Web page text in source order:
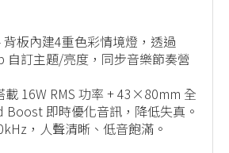
板內建4重色彩情境燈，透過
自訂主題/亮度，同步音樂節奏營
載 16W RMS 功率 + 43×80mm 全
Boost 即時優化音訊，降低失真。
，人聲清晰、低音飽滿。